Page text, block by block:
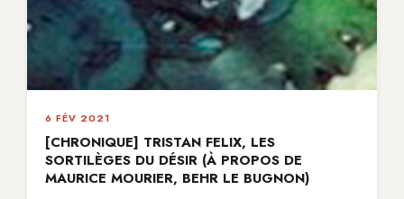
6 FÉV 2021
[CHRONIQUE] TRISTAN FELIX, LES
SORTILÈGES DU DÉSIR (À PROPOS DE
MAURICE MOURIER, BEHR LE BUGNON)